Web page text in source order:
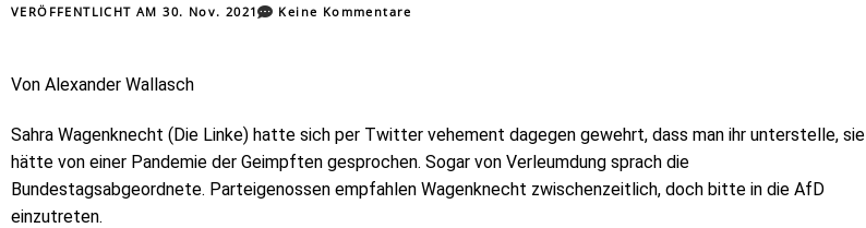
VERÖFFENTLICHT AM30. Nov. 2021 Keine Kommentare
Von Alexander Wallasch
Sahra Wagenknecht (Die Linke) hatte sich per Twitter vehement dagegen gewehrt, dass man ihr unterstelle, sie
hätte von einer Pandemie der Geimpften gesprochen. Sogar von Verleumdung sprach die
Bundestagsabgeordnete. Parteigenossen empfahlen Wagenknecht zwischenzeitlich, doch bitte in die AfD
einzutreten.